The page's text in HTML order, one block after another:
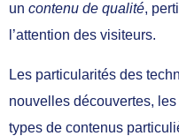
un contenu de qualité,
l’attention des visiteurs.
Les particularités des
nouvelles découvertes,
types de contenus